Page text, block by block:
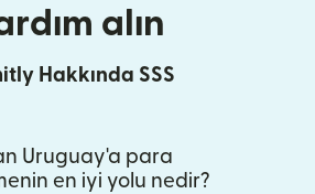
alın
Hakkında SSS
Uruguay'a para
en iyi yolu nedir?